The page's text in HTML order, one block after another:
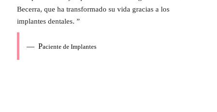
Becerra, que ha transformado su vida gracias a los
implantes dentales. ”
— Paciente de Implantes